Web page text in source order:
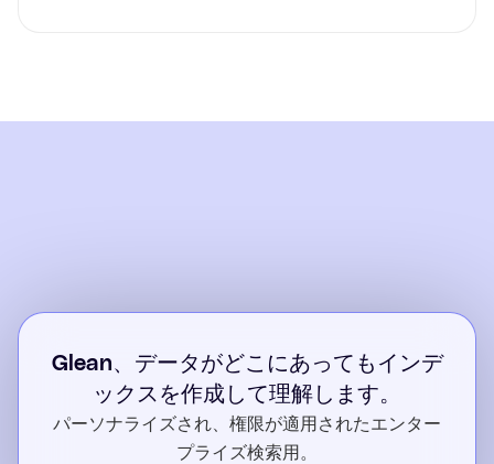
Glean、データがどこにあってもインデ
ックスを作成して理解します。
パーソナライズされ、権限が適用されたエンター
プライズ検索用。